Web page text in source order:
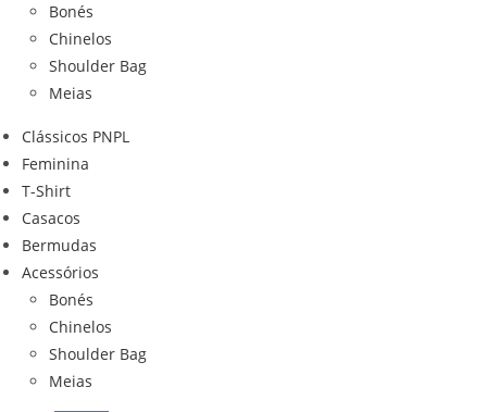
Bonés
Chinelos
Shoulder Bag
Meias
Clássicos PNPL
Feminina
T-Shirt
Casacos
Bermudas
Acessórios
Bonés
Chinelos
Shoulder Bag
Meias